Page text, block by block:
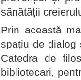
sănătății
Prin această
spațiu de dialog
Catedra de
bibliotecari,